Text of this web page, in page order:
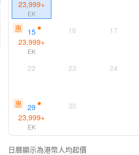
23,999+
EK
惠
15
23,999+
EK
16 17
22 23 24
惠
29
23,999+
EK
30
日曆顯示為港幣人均起價